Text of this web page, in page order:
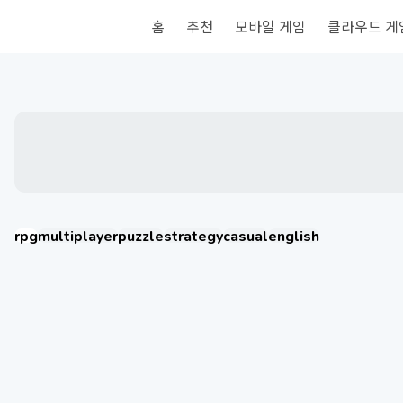
홈 추천 모바일 게임 클라우드 게
rpgmultiplayerpuzzlestrategycasualenglish